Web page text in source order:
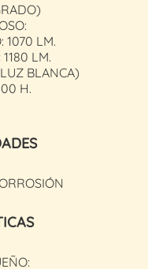
1070 LM.
LM.
BLANCA)
H.